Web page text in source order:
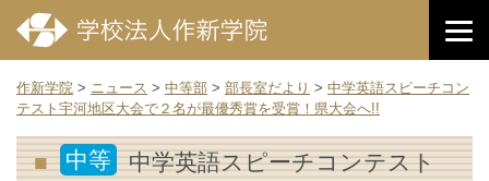
作新学院 > ニュース > 中等部 > 部長室だより > 中学英語スピーチコン
テスト宇河地区大会で２名が最優秀賞を受賞！県大会へ!!
中等
中学英語スピーチコンテスト